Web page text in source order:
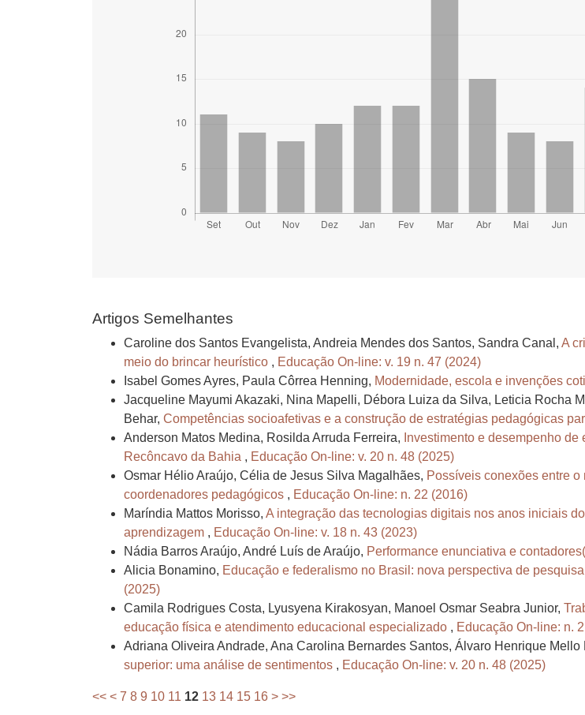
Artigos Semelhantes
Caroline dos Santos Evangelista, Andreia Mendes dos Santos, Sandra Canal, A
meio do brincar heurístico , Educação On-line: v. 19 n. 47 (2024)
Isabel Gomes Ayres, Paula Côrrea Henning, Modernidade, escola e invenções
Jacqueline Mayumi Akazaki, Nina Mapelli, Débora Luiza da Silva, Leticia Rocha
Behar, Competências socioafetivas e a construção de estratégias pedagógicas
Anderson Matos Medina, Rosilda Arruda Ferreira, Investimento e desempenho
Recôncavo da Bahia , Educação On-line: v. 20 n. 48 (2025)
Osmar Hélio Araújo, Célia de Jesus Silva Magalhães, Possíveis conexões entre
coordenadores pedagógicos , Educação On-line: n. 22 (2016)
Maríndia Mattos Morisso, A integração das tecnologias digitais nos anos iniciais
aprendizagem , Educação On-line: v. 18 n. 43 (2023)
Nádia Barros Araújo, André Luís de Araújo, Performance enunciativa e
Alicia Bonamino, Educação e federalismo no Brasil: nova perspectiva de
(2025)
Camila Rodrigues Costa, Lyusyena Kirakosyan, Manoel Osmar Seabra Junior,
educação física e atendimento educacional especializado , Educação On-line: n.
Adriana Oliveira Andrade, Ana Carolina Bernardes Santos, Álvaro Henrique Mello
superior: uma análise de sentimentos , Educação On-line: v. 20 n. 48 (2025)
<< < 7 8 9 10 11 12 13 14 15 16 > >>